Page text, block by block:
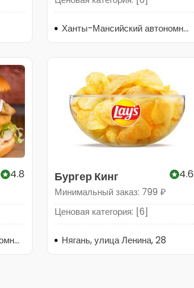
Ханты-Мансийский автономный округ, Нягань, 4-й микрорайон, 15к1
4.8
Ханты-Мансийский автономный округ, Нягань, улица Ленина, 28
Бургер Кинг 4.6
Минимальный заказ: 799 ₽
Ценовая категория: [6]
Нягань, улица Ленина, 28